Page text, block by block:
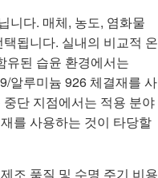
니다. 매체, 농도, 염화물
됩니다. 실내의 비교적 온
유된 습윤 환경에서는
알루미늄 926 체결재를 사
단 지점에서는 적용 분야
를 사용하는 것이 타당할
조 품질 및 수명 주기 비용